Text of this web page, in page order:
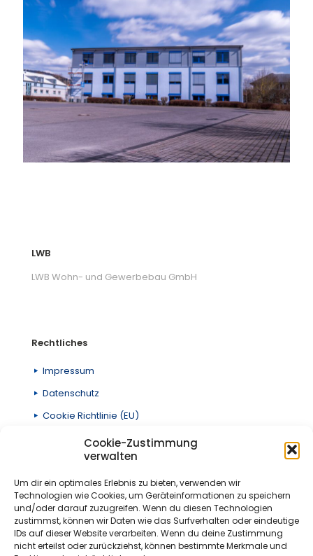
Cookie-Zustimmung
verwalten
Um dir ein optimales Erlebnis zu bieten, verwenden wir
Technologien wie Cookies, um Geräteinformationen zu speichern
und/oder darauf zuzugreifen. Wenn du diesen Technologien
zustimmst, können wir Daten wie das Surfverhalten oder eindeutige
IDs auf dieser Website verarbeiten. Wenn du deine Zustimmung
nicht erteilst oder zurückziehst, können bestimmte Merkmale und
LWB
LWB Wohn- und Gewerbebau GmbH
Rechtliches
Impressum
Datenschutz
Cookie Richtlinie (EU)
Ludwigstraße 5
97816 Lohr am Main
E-Mail:lwb@lwb-bau.de
Tel:09352 - 60 33 0